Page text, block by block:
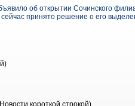
об открытии Сочинского
принято решение о его
короткой строкой)